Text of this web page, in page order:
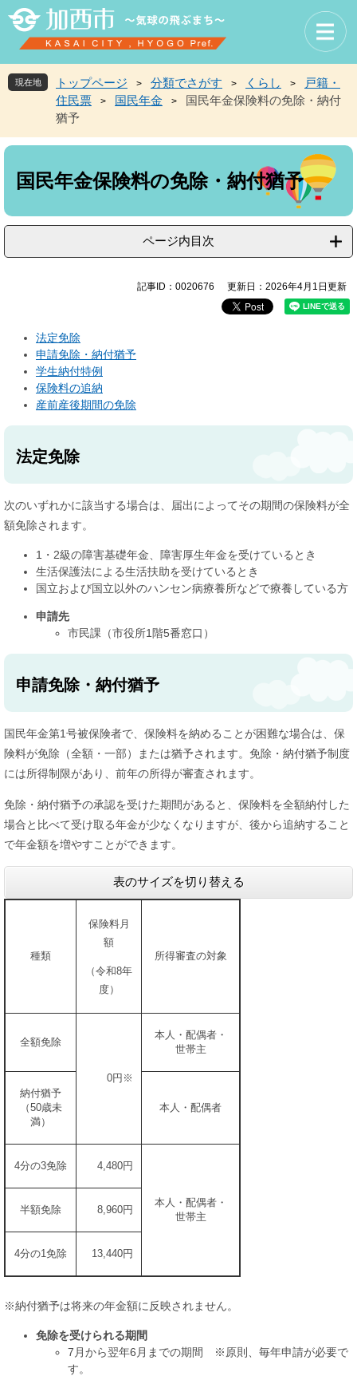
先
頭
を
飛
現在地 トップページ > 分類でさがす > くらし >
戸籍・
住民票
> 国民年金 >
国民年金保険料の免除・納付
猶予
本
国民年金保険料の免除・納付猶予
ページ内目次
記事ID：0020676 更新日：2026年4月1日更新
法定免除
申請免除・納付猶予
学生納付特例
保険料の追納
産前産後期間の免除
法定免除
次のいずれかに該当する場合は、届出によってその期間の保険料が全
額免除されます。
1・2級の障害基礎年金、障害厚生年金を受けているとき
生活保護法による生活扶助を受けているとき
国立および国立以外のハンセン病療養所などで療養している方
申請先
市民課（市役所1階5番窓口）
申請免除・納付猶予
国民年金第1号被保険者で、保険料を納めることが困難な場合は、保
険料が免除（全額・一部）または猶予されます。免除・納付猶予制度
には所得制限があり、前年の所得が審査されます。
免除・納付猶予の承認を受けた期間があると、保険料を全額納付した
場合と比べて受け取る年金が少なくなりますが、後から追納すること
で年金額を増やすことができます。
表のサイズを切り替える
種類
保険料月
額
（令和8年
度）
所得審査の対象
全額免除
0円※
本人・配偶者・
世帯主
納付猶予
（50歳未
満）
本人・配偶者
4分の3免除 4,480円
本人・配偶者・
世帯主
半額免除 8,960円
4分の1免除 13,440円
※納付猶予は将来の年金額に反映されません。
免除を受けられる期間
7月から翌年6月までの期間 ※原則、毎年申請が必要で
す。